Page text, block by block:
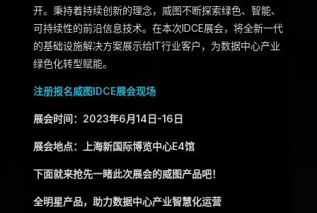
开。秉持着持续创新的理念，威图不断探索绿色、智能、
可持续性的前沿信息技术。在本次IDCE展会，将全新一代
的基础设施解决方案展示给IT行业客户，为数据中心产业
绿色化转型赋能。
注册报名威图IDCE展会现场
展会时间：2023年6月14日-16日
展会地点：上海新国际博览中心E4馆
下面就来抢先一睹此次展会的威图产品吧！
全明星产品，助力数据中心产业智慧化运营